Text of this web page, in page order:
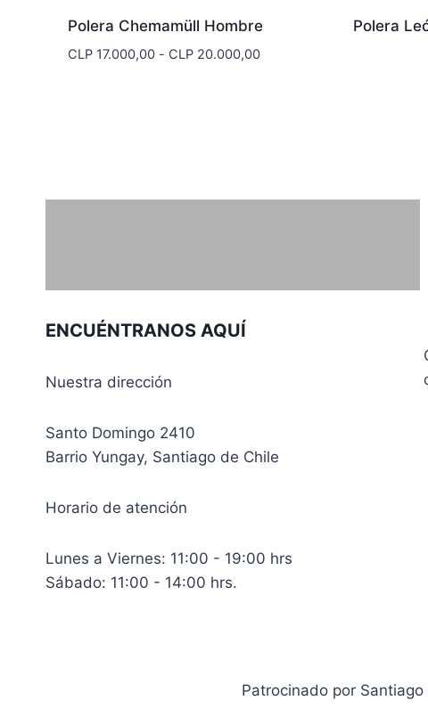
Polera Chemamüll Hombre
CLP17.000,00 - CLP20.000,00Rango
Polera
ENCUÉNTRANOS AQUÍ
Nuestra dirección
Santo Domingo 2410
Barrio Yungay, Santiago de Chile
Horario de atención
Lunes a Viernes: 11:00 - 19:00 hrs
Sábado: 11:00 - 14:00 hrs.
Patrocinado por